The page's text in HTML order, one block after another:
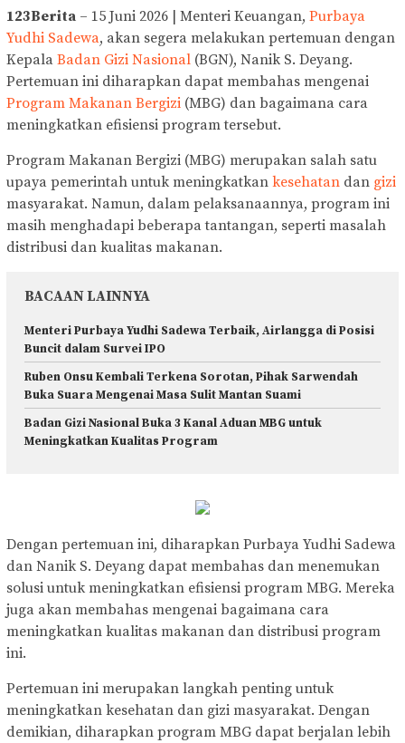
123Berita – 15 Juni 2026 | Menteri Keuangan, Purbaya
Yudhi Sadewa, akan segera melakukan pertemuan dengan
Kepala Badan Gizi Nasional (BGN), Nanik S. Deyang.
Pertemuan ini diharapkan dapat membahas mengenai
Program Makanan Bergizi (MBG) dan bagaimana cara
meningkatkan efisiensi program tersebut.
Program Makanan Bergizi (MBG) merupakan salah satu
upaya pemerintah untuk meningkatkan kesehatan dan gizi
masyarakat. Namun, dalam pelaksanaannya, program ini
masih menghadapi beberapa tantangan, seperti masalah
distribusi dan kualitas makanan.
BACAAN LAINNYA
Menteri Purbaya Yudhi Sadewa Terbaik, Airlangga di Posisi
Buncit dalam Survei IPO
Ruben Onsu Kembali Terkena Sorotan, Pihak Sarwendah
Buka Suara Mengenai Masa Sulit Mantan Suami
Badan Gizi Nasional Buka 3 Kanal Aduan MBG untuk
Meningkatkan Kualitas Program
Dengan pertemuan ini, diharapkan Purbaya Yudhi Sadewa
dan Nanik S. Deyang dapat membahas dan menemukan
solusi untuk meningkatkan efisiensi program MBG. Mereka
juga akan membahas mengenai bagaimana cara
meningkatkan kualitas makanan dan distribusi program
ini.
Pertemuan ini merupakan langkah penting untuk
meningkatkan kesehatan dan gizi masyarakat. Dengan
demikian, diharapkan program MBG dapat berjalan lebih